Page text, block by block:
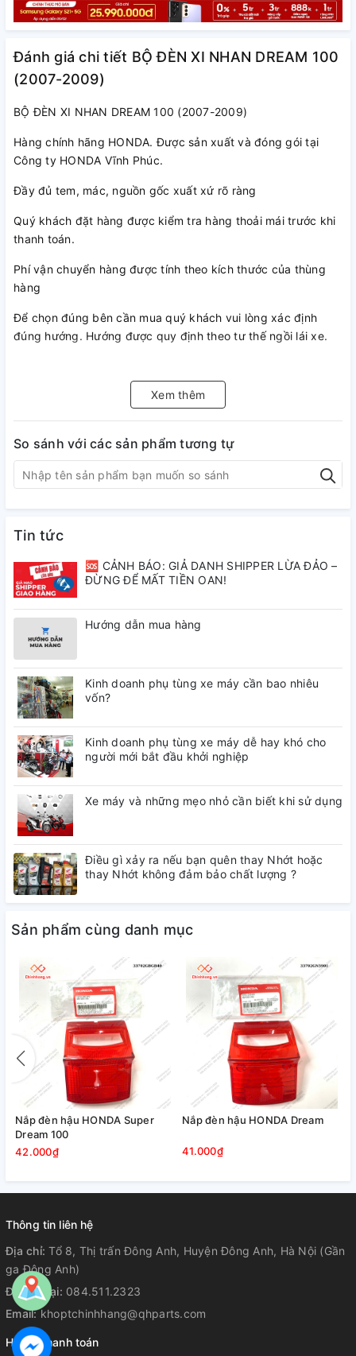
Đánh giá chi tiết BỘ ĐÈN XI NHAN DREAM 100
(2007-2009)
BỘ ĐÈN XI NHAN DREAM 100 (2007-2009)
Hàng chính hãng HONDA. Được sản xuất và đóng gói tại
Công ty HONDA Vĩnh Phúc.
Đầy đủ tem, mác, nguồn gốc xuất xứ rõ ràng
Quý khách đặt hàng được kiểm tra hàng thoải mái trước khi
thanh toán.
Phí vận chuyển hàng được tính theo kích thước của thùng
hàng
Để chọn đúng bên cần mua quý khách vui lòng xác định
đúng hướng. Hướng được quy định theo tư thế ngồi lái xe.
Xem thêm
So sánh với các sản phẩm tương tự
Tin tức
🆘 CẢNH BÁO: GIẢ DANH SHIPPER LỪA ĐẢO –
ĐỪNG ĐỂ MẤT TIỀN OAN!
Hướng dẫn mua hàng
Kinh doanh phụ tùng xe máy cần bao nhiêu
vốn?
Kinh doanh phụ tùng xe máy dễ hay khó cho
người mới bắt đầu khởi nghiệp
Xe máy và những mẹo nhỏ cần biết khi sử dụng
Điều gì xảy ra nếu bạn quên thay Nhớt hoặc
thay Nhớt không đảm bảo chất lượng ?
Sản phẩm cùng danh mục
Nắp đèn hậu HONDA Super
Dream 100
42.000₫
Nắp đèn hậu HONDA Dream
41.000₫
Thông tin liên hệ
Địa chỉ:Tổ 8, Thị trấn Đông Anh, Huyện Đông Anh, Hà Nội (Gần
ga Đông Anh)
Điện thoại: 084.511.2323
Email:khoptchinhhang@qhparts.com
Hỗ trợ thanh toán